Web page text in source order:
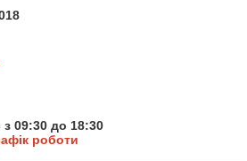
09:30 до 18:30
роботи